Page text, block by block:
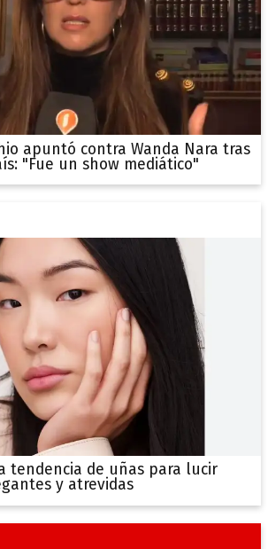
apuntó contra Wanda Nara tras
"Fue un show mediático"
tendencia de uñas para lucir
y atrevidas